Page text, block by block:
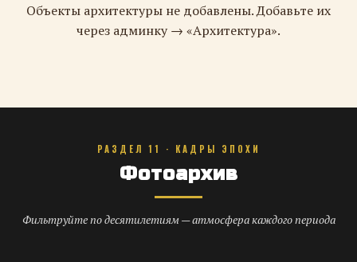
Объекты архитектуры не добавлены. Добавьте их
через админку → «Архитектура».
РАЗДЕЛ 11 · КАДРЫ ЭПОХИ
Фотоархив
Фильтруйте по десятилетиям — атмосфера каждого периода